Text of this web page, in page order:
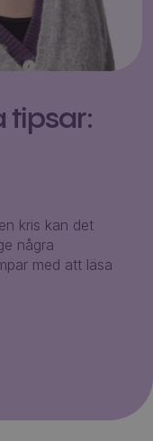
tipsar:
kris kan det
några
med att läsa